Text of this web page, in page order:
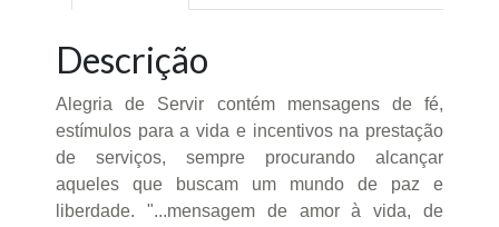
Descrição
Alegria de Servir contém mensagens de fé,
estímulos para a vida e incentivos na prestação
de serviços, sempre procurando alcançar
aqueles que buscam um mundo de paz e
liberdade. "...mensagem de amor à vida, de